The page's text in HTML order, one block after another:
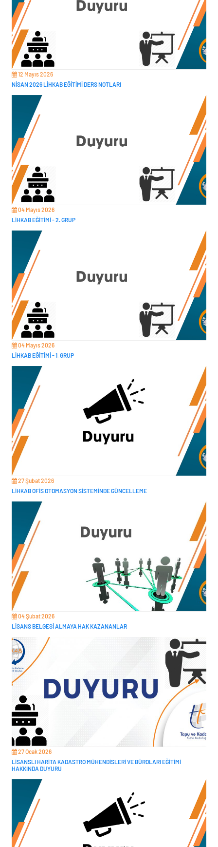
12 Mayıs 2026
NİSAN 2026 LİHKAB EĞİTİMİ DERS NOTLARI
04 Mayıs 2026
LİHKAB EĞİTİMİ - 2. GRUP
04 Mayıs 2026
LİHKAB EĞİTİMİ - 1. GRUP
27 Şubat 2026
LİHKAB OFİS OTOMASYON SİSTEMİNDE GÜNCELLEME
04 Şubat 2026
LİSANS BELGESİ ALMAYA HAK KAZANANLAR
27 Ocak 2026
LİSANSLI HARİTA KADASTRO MÜHENDİSLERİ VE BÜROLARI EĞİTİMİ
HAKKINDA DUYURU